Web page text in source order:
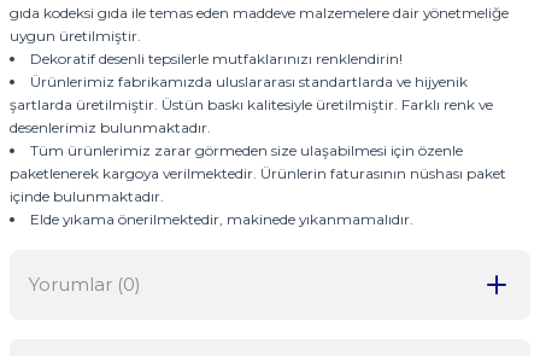
gıda kodeksi gıda ile temas eden maddeve malzemelere dair yönetmeliğe
uygun üretilmiştir.
Dekoratif desenli tepsilerle mutfaklarınızı renklendirin!
Ürünlerimiz fabrikamızda uluslararası standartlarda ve hijyenik
şartlarda üretilmiştir. Üstün baskı kalitesiyle üretilmiştir. Farklı renk ve
desenlerimiz bulunmaktadır.
Tüm ürünlerimiz zarar görmeden size ulaşabilmesi için özenle
paketlenerek kargoya verilmektedir. Ürünlerin faturasının nüshası paket
içinde bulunmaktadır.
Elde yıkama önerilmektedir, makinede yıkanmamalıdır.
Yorumlar (0)